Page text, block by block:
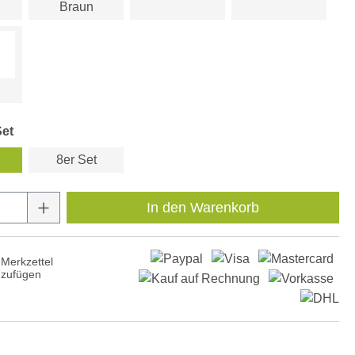
Braun
8er Set
Anzahl: Gib den gewünschten Wert ein
In den Warenkorb